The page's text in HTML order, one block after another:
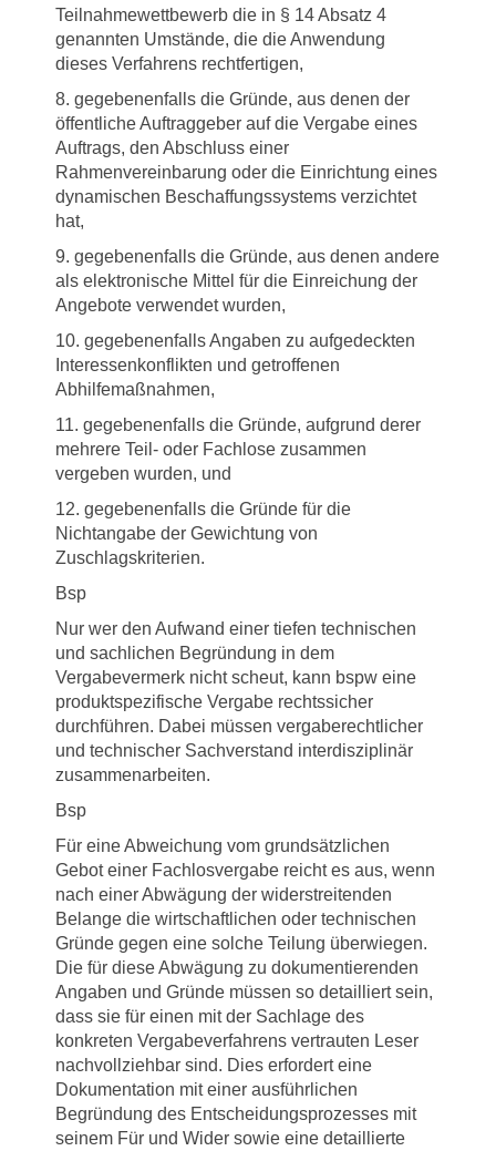
Teilnahmewettbewerb die in § 14 Absatz 4
genannten Umstände, die die Anwendung
dieses Verfahrens rechtfertigen,
8. gegebenenfalls die Gründe, aus denen der
öffentliche Auftraggeber auf die Vergabe eines
Auftrags, den Abschluss einer
Rahmenvereinbarung oder die Einrichtung eines
dynamischen Beschaffungssystems verzichtet
hat,
9. gegebenenfalls die Gründe, aus denen andere
als elektronische Mittel für die Einreichung der
Angebote verwendet wurden,
10. gegebenenfalls Angaben zu aufgedeckten
Interessenkonflikten und getroffenen
Abhilfemaßnahmen,
11. gegebenenfalls die Gründe, aufgrund derer
mehrere Teil- oder Fachlose zusammen
vergeben wurden, und
12. gegebenenfalls die Gründe für die
Nichtangabe der Gewichtung von
Zuschlagskriterien.
Bsp
Nur wer den Aufwand einer tiefen technischen
und sachlichen Begründung in dem
Vergabevermerk nicht scheut, kann bspw eine
produktspezifische Vergabe rechtssicher
durchführen. Dabei müssen vergaberechtlicher
und technischer Sachverstand interdisziplinär
zusammenarbeiten.
Bsp
Für eine Abweichung vom grundsätzlichen
Gebot einer Fachlosvergabe reicht es aus, wenn
nach einer Abwägung der widerstreitenden
Belange die wirtschaftlichen oder technischen
Gründe gegen eine solche Teilung überwiegen.
Die für diese Abwägung zu dokumentierenden
Angaben und Gründe müssen so detailliert sein,
dass sie für einen mit der Sachlage des
konkreten Vergabeverfahrens vertrauten Leser
nachvollziehbar sind. Dies erfordert eine
Dokumentation mit einer ausführlichen
Begründung des Entscheidungsprozesses mit
seinem Für und Wider sowie eine detaillierte